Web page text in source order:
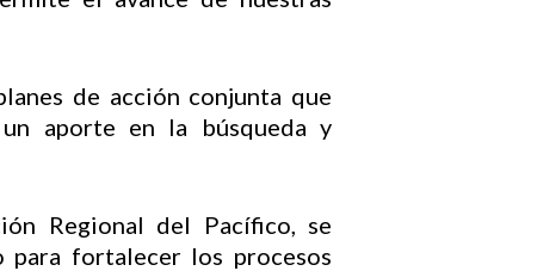
de acción conjunta que
aporte en la búsqueda y
Regional del Pacífico, se
fortalecer los procesos